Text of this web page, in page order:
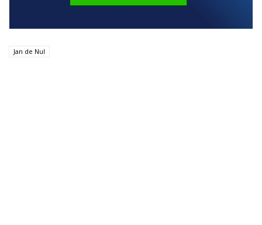
Jan de Nul